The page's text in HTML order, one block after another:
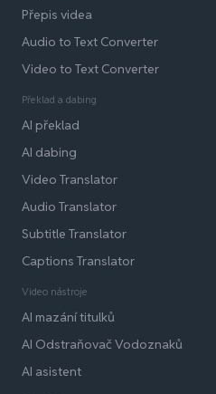
Přepis videa
Audio to Text Converter
Video to Text Converter
Překlad a dabing
AI překlad
AI dabing
Video Translator
Audio Translator
Subtitle Translator
Captions Translator
Video nástroje
AI mazání titulků
AI Odstraňovač Vodoznaků
AI asistent